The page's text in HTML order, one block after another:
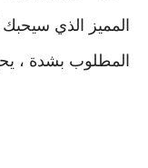
المميز الذي
المطلوب بشدة ،